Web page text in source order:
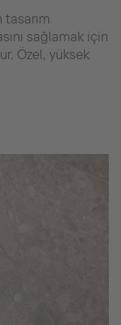
sağlamak için
Özel, yüksek